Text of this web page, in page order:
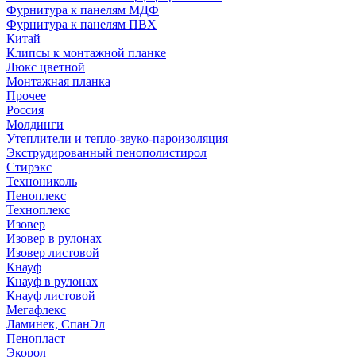
Фурнитура к панелям МДФ
Фурнитура к панелям ПВХ
Китай
Клипсы к монтажной планке
Люкс цветной
Монтажная планка
Прочее
Россия
Молдинги
Утеплители и тепло-звуко-пароизоляция
Экструдированный пенополистирол
Стирэкс
Технониколь
Пеноплекс
Техноплекс
Изовер
Изовер в рулонах
Изовер листовой
Кнауф
Кнауф в рулонах
Кнауф листовой
Мегафлекс
Ламинек, СпанЭл
Пенопласт
Экорол